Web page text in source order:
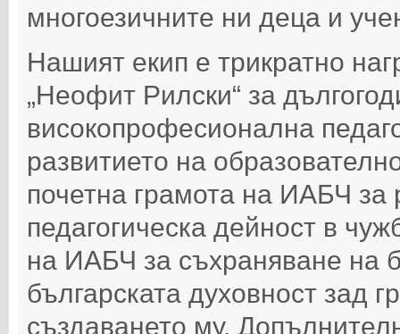
многоезичните ни деца и
Нашият екип е трикратно
„Неофит Рилски“ за
високопрофесионална
развитието на
почетна грамота на ИАБЧ
педагогическа дейност в
на ИАБЧ за съхраняване на
българската духовност зад
създаването му.